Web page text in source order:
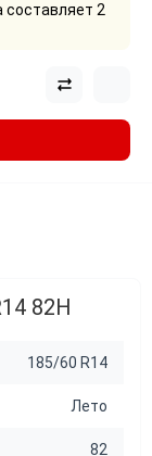
составляет 2
82H
185/60 R14
Лето
82